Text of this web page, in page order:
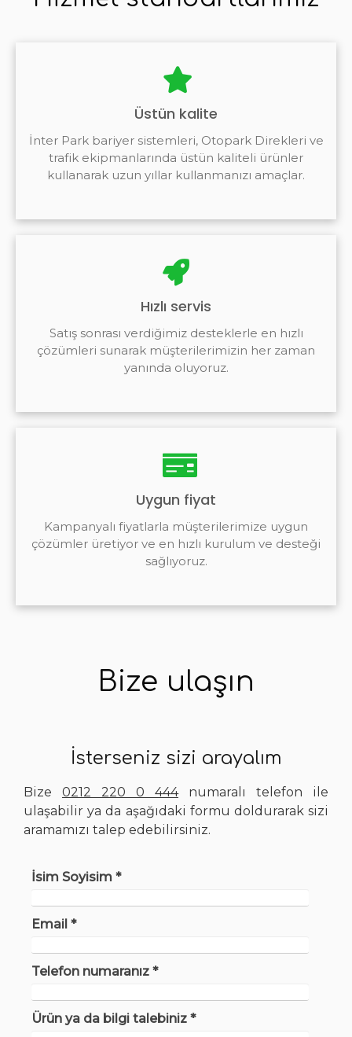
Üstün kalite
İnter Park bariyer sistemleri, Otopark Direkleri ve
trafik ekipmanlarında üstün kaliteli ürünler
kullanarak uzun yıllar kullanmanızı amaçlar.
Hızlı servis
Satış sonrası verdiğimiz desteklerle en hızlı
çözümleri sunarak müşterilerimizin her zaman
yanında oluyoruz.
Uygun fiyat
Kampanyalı fiyatlarla müşterilerimize uygun
çözümler üretiyor ve en hızlı kurulum ve desteği
sağlıyoruz.
Bize ulaşın
İsterseniz sizi arayalım
Bize 0212 220 0 444numaralı telefon ile
ulaşabilir ya da aşağıdaki formu doldurarak sizi
aramamızı talep edebilirsiniz.
İsim Soyisim *
Email *
Telefon numaranız *
Ürün ya da bilgi talebiniz *